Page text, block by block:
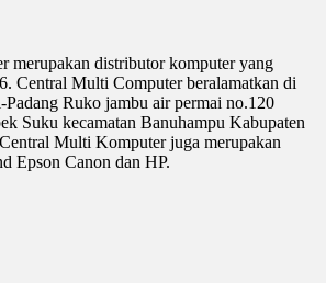
merupakan distributor komputer yang
Central Multi Computer beralamatkan di
Ruko jambu air permai no.120
Suku kecamatan Banuhampu Kabupaten
Multi Komputer juga merupakan
Epson Canon dan HP.